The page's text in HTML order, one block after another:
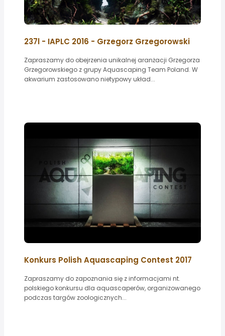
237l - IAPLC 2016 - Grzegorz Grzegorowski
Zapraszamy do obejrzenia unikalnej aranżacji Grzegorza
Grzegorowskiego z grupy Aquascaping Team Poland. W
akwarium zastosowano nietypowy układ...
Konkurs Polish Aquascaping Contest 2017
Zapraszamy do zapoznania się z informacjami nt.
polskiego konkursu dla aquascaperów, organizowanego
podczas targów zoologicznych...